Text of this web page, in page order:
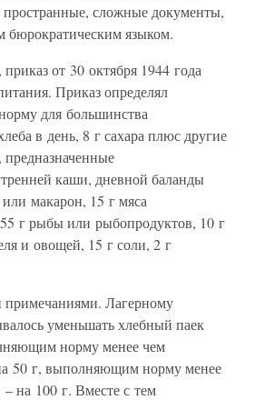
сложные документы,
языком.
от 30 октября 1944 года
Приказ определял
для большинства
в день, 8 г сахара плюс другие
каши, дневной баланды
макарон, 15 г мяса
г рыбы или рыбопродуктов, 10 г
и овощей, 15 г соли, 2 г
Лагерному
уменьшать хлебный паек
норму менее чем
50 г, выполняющим норму менее
на 100 г. Вместе с тем